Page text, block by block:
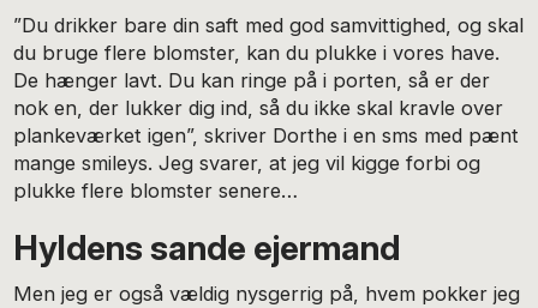
”Du drikker bare din saft med god samvittighed, og skal
du bruge flere blomster, kan du plukke i vores have.
De hænger lavt. Du kan ringe på i porten, så er der
nok en, der lukker dig ind, så du ikke skal kravle over
plankeværket igen”, skriver Dorthe i en sms med pænt
mange smileys. Jeg svarer, at jeg vil kigge forbi og
plukke flere blomster senere…
Hyldens sande ejermand
Men jeg er også vældig nysgerrig på, hvem pokker jeg